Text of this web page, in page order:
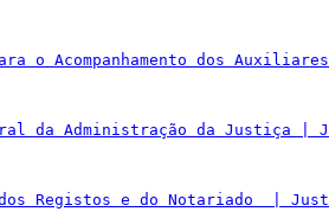
o Acompanhamento dos
da Administração da Justiça |
Registos e do Notariado  |